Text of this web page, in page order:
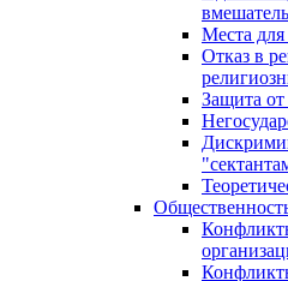
Места
Отказ в
Защита